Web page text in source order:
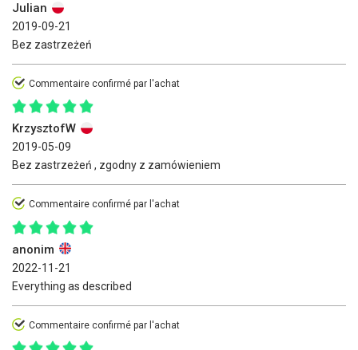
Julian
2019-09-21
Bez zastrzeżeń
Commentaire confirmé par l'achat
KrzysztofW
2019-05-09
Bez zastrzeżeń , zgodny z zamówieniem
Commentaire confirmé par l'achat
anonim
2022-11-21
Everything as described
Commentaire confirmé par l'achat